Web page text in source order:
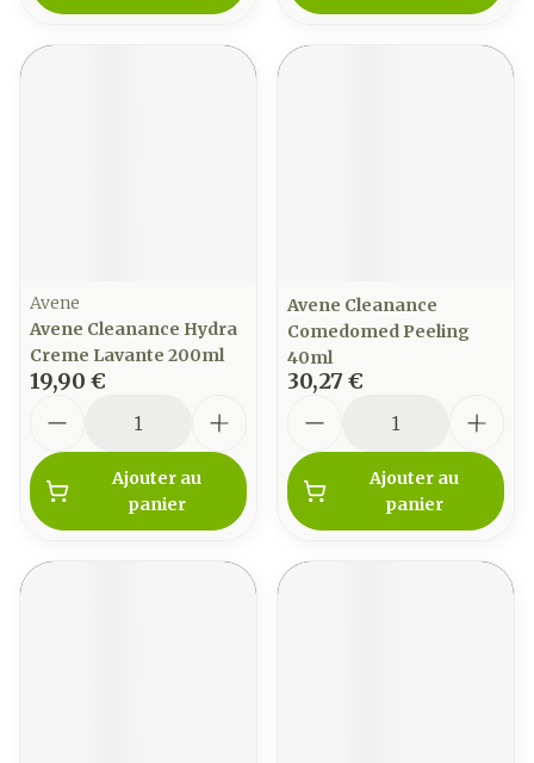
Avene
Avene Cleanance Hydra
Creme Lavante 200ml
19,90 €
Ajouter au
panier
Avene Cleanance
Comedomed Peeling
40ml
30,27 €
Ajouter au
panier